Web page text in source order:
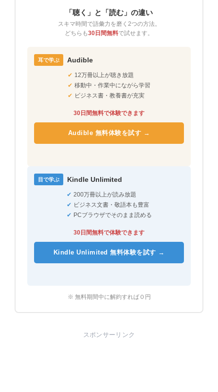
「聴く」と「読む」の違い
スキマ時間で語彙力を磨く2つの方法。
どちらも30日間無料で試せます。
耳で学ぶ Audible
✔ 12万冊以上が聴き放題
✔ 移動中・作業中にながら学習
✔ ビジネス書・教養書が充実
30日間無料で体験できます
Audible 無料体験を試す →
目で学ぶ Kindle Unlimited
✔ 200万冊以上が読み放題
✔ ビジネス文書・敬語本も豊富
✔ PCブラウザでそのまま読める
30日間無料で体験できます
Kindle Unlimited 無料体験を試す →
※ 無料期間中に解約すれば０円
スポンサーリンク